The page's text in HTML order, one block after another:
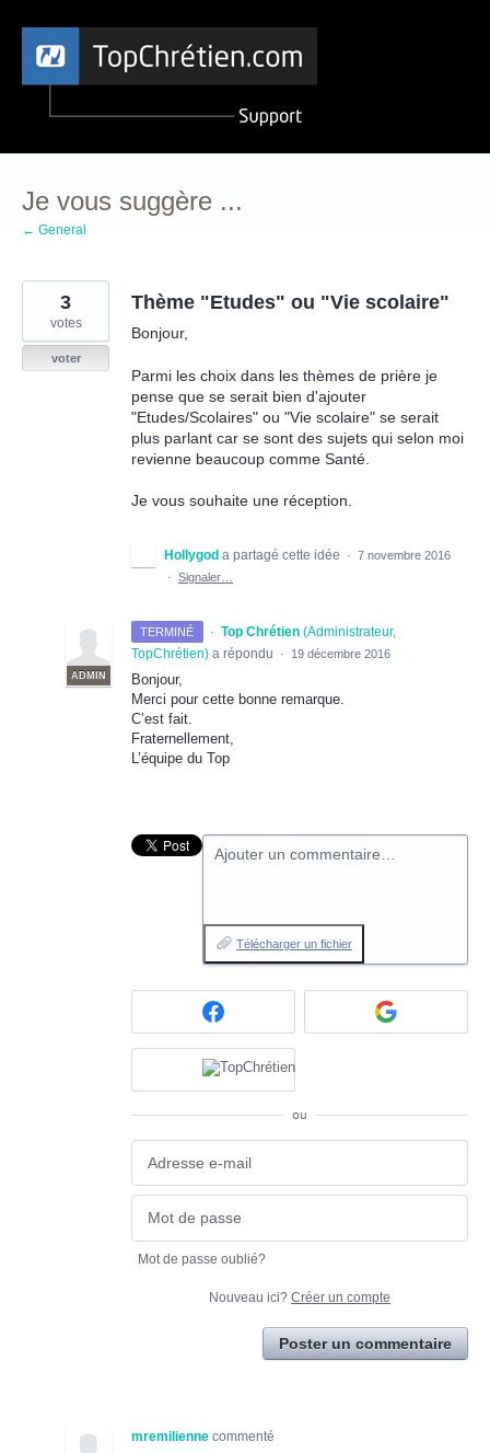
Aller
contenu
Je vous suggère ...
← General
Thème "Etudes" ou "Vie scolaire"
Bonjour,
Parmi les choix dans les thèmes de prière je
pense que se serait bien d'ajouter
"Etudes/Scolaires" ou "Vie scolaire" se serait
plus parlant car se sont des sujets qui selon moi
revienne beaucoup comme Santé.
Je vous souhaite une réception.
3
votes
voter
Hollygod a partagé cette idée · 7 novembre 2016
· Signaler…
TERMINÉ ·
ADMIN
Top Chrétien (Administrateur,
TopChrétien) a répondu · 19 décembre 2016
Bonjour,
Merci pour cette bonne remarque.
C’est fait.
Fraternellement,
L’équipe du Top
Ajouter un commentaire…
Télécharger un fichier
ou
Mot de passe oublié?
Nouveau ici? Créer un compte
Poster un commentaire
mremilienne commenté